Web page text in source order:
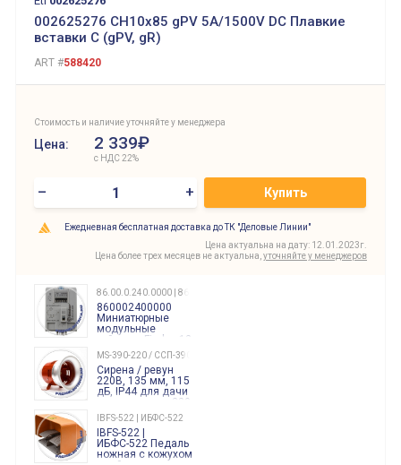
002625276 CH10x85 gPV 5A/1500V DC Плавкие
вставки C (gPV, gR)
ART #588420
Стоимость и наличие уточняйте у менеджера
Цена: 2 339₽
с НДС 22%
– + Купить
Ежедневная бесплатная доставка до ТК "Деловые Линии"
Цена актуальна на дату: 12.01.2023г.
Цена более трех месяцев не актуальна, уточняйте у менеджеров
86.00.0.240.0000 | 860002400000
860002400000
Миниатюрные
модульные
таймеры Finder, 12-
240 Вольт AC/DC
Finder
86.00.0.240.0000
MS-390-220 / ССП-390 220В
Сирена / ревун
220В, 135 мм, 115
дБ, IP44 для дачи
производства 220
Вольт звук ситены
"пожарная
тревога"
IBFS-522 | ИБФС-522
IBFS-522 |
ИБФС-522 Педаль
ножная с кожухом